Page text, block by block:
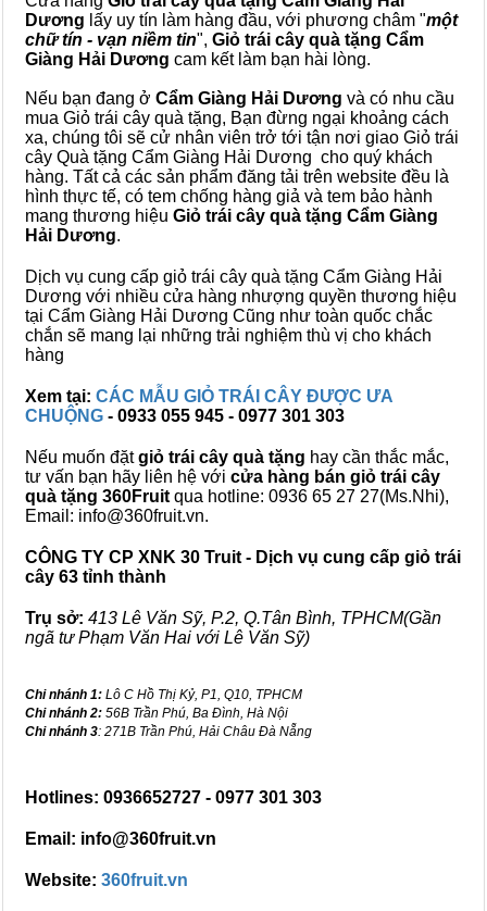
Dương lấy uy tín làm hàng đầu, với phương châm "một
chữ tín - vạn niềm tin", Giỏ trái cây quà tặng Cẩm
Giàng Hải Dương cam kết làm bạn hài lòng.
Nếu bạn đang ở Cẩm Giàng Hải Dương và có nhu cầu
mua Giỏ trái cây quà tặng, Bạn đừng ngại khoảng cách
xa, chúng tôi sẽ cử nhân viên trở tới tận nơi giao Giỏ trái
cây Quà tặng Cẩm Giàng Hải Dương cho quý khách
hàng. Tất cả các sản phẩm đăng tải trên website đều là
hình thực tế, có tem chống hàng giả và tem bảo hành
mang thương hiệu Giỏ trái cây quà tặng Cẩm Giàng
Hải Dương.
Dịch vụ cung cấp giỏ trái cây quà tặng Cẩm Giàng Hải
Dương với nhiều cửa hàng nhượng quyền thương hiệu
tại Cẩm Giàng Hải Dương Cũng như toàn quốc chắc
chắn sẽ mang lại những trải nghiệm thù vị cho khách
hàng
Xem tại: CÁC MẪU GIỎ TRÁI CÂY ĐƯỢC ƯA
CHUỘNG - 0933 055 945 - 0977 301 303
Nếu muốn đặtgiỏ trái cây quà tặng hay cần thắc mắc,
tư vấn bạn hãy liên hệ với cửa hàng bán giỏ trái cây
quà tặng 360Fruit qua hotline: 0936 65 27 27(Ms.Nhi),
Email: info@360fruit.vn.
CÔNG TY CP XNK 30 Truit - Dịch vụ cung cấp giỏ trái
cây 63 tỉnh thành
Trụ sở: 413 Lê Văn Sỹ, P.2, Q.Tân Bình, TPHCM(Gần
ngã tư Phạm Văn Hai với Lê Văn Sỹ)
Chi nhánh 1: Lô C Hồ Thị Kỷ, P1, Q10, TPHCM
Chi nhánh 2: 56B Trần Phú, Ba Đình, Hà Nội
Chi nhánh 3: 271B Trần Phú, Hải Châu Đà Nẵng
Hotlines: 0936652727 - 0977 301 303
Email: info@360fruit.vn
Website: 360fruit.vn